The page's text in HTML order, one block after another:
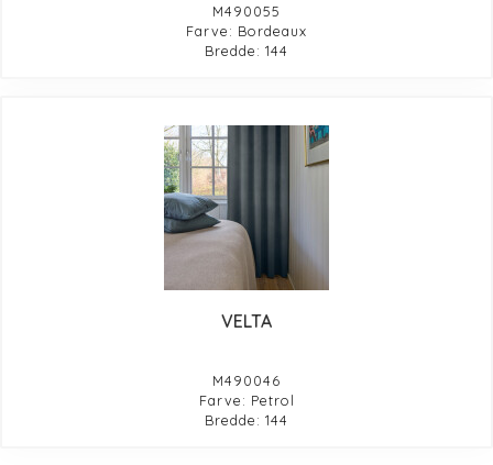
M490055
Farve: Bordeaux
Bredde: 144
VELTA
M490046
Farve: Petrol
Bredde: 144